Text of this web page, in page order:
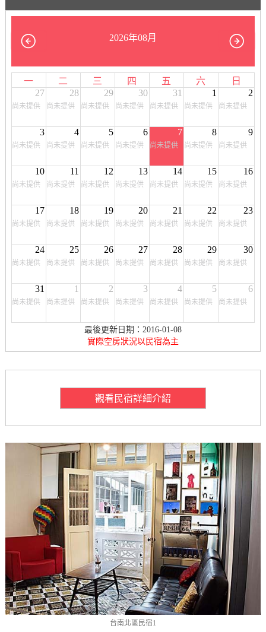
2026年08月
一 二 三 四 五 六
日
27
尚未提供
28
尚未提供
29
尚未提供
30
尚未提供
31
尚未提供
1
尚未提供
2
尚未提供
3
尚未提供
4
尚未提供
5
尚未提供
6
尚未提供
7
尚未提供
8
尚未提供
9
尚未提供
10
尚未提供
11
尚未提供
12
尚未提供
13
尚未提供
14
尚未提供
15
尚未提供
16
尚未提供
17
尚未提供
18
尚未提供
19
尚未提供
20
尚未提供
21
尚未提供
22
尚未提供
23
尚未提供
24
尚未提供
25
尚未提供
26
尚未提供
27
尚未提供
28
尚未提供
29
尚未提供
30
尚未提供
31
尚未提供
1
尚未提供
2
尚未提供
3
尚未提供
4
尚未提供
5
尚未提供
6
尚未提供
最後更新日期：2016-01-08
實際空房狀況以民宿為主
觀看民宿詳細介紹
台南北區民宿1